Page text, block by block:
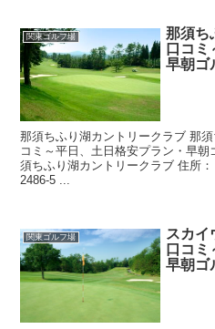
関東ゴルフ場
那須ち
口コミ
早朝ゴ
那須ちふり湖カントリークラブ 那
コミ～平日、土日格安プラン・早
須ちふり湖カントリークラブ 住所
2486-5 ...
関東ゴルフ場
スカイ
口コミ
早朝ゴ